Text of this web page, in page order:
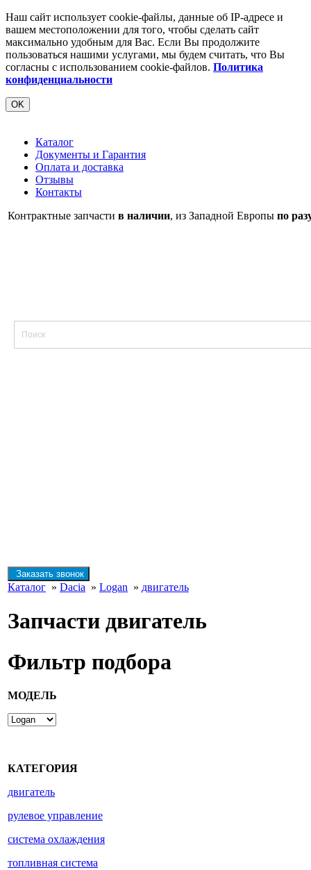
Наш сайт использует cookie-файлы, данные об IP-адресе и
вашем местоположении для того, чтобы сделать сайт
максимально удобным для Вас. Если Вы продолжите
пользоваться нашими услугами, мы будем считать, что Вы
согласны с использованием cookie-файлов. Политика
конфиденциальности
OK
Каталог
Документы и Гарантия
Оплата и доставка
Отзывы
Контакты
Контрактные запчасти в наличии, из Западной Европы по
Заказать звонок
Каталог » Dacia » Logan » двигатель
Запчасти двигатель
Фильтр подбора
МОДЕЛЬ
КАТЕГОРИЯ
двигатель
рулевое управление
система охлаждения
топливная система